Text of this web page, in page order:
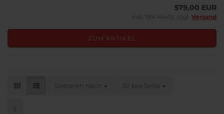
579,00 EUR
inkl. 19% MwSt. zzgl. Versand
ZUM ARTIKEL
Sortieren nach
Sortieren nach 50 pro Seite
pro Seite
1